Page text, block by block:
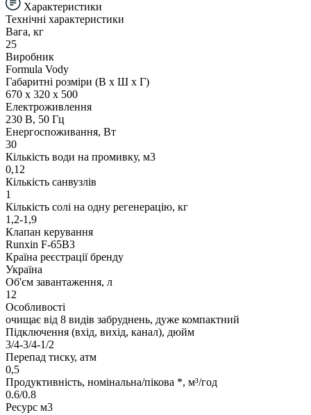
Характеристики
Технічні характеристики
Вага, кг
25
Виробник
Formula Vody
Габаритні розміри (В х Ш х Г)
670 х 320 х 500
Електроживлення
230 В, 50 Гц
Енергоспоживання, Вт
30
Кількість води на промивку, м3
0,12
Кількість санвузлів
1
Кількість солі на одну регенерацію, кг
1,2-1,9
Клапан керування
Runxin F-65B3
Країна реєстрації бренду
Україна
Об'єм завантаження, л
12
Особливості
очищає від 8 видів забруднень, дуже компактний
Підключення (вхід, вихід, канал), дюйм
3/4-3/4-1/2
Перепад тиску, атм
0,5
Продуктивність, номінальна/пікова *, м³/год
0.6/0.8
Ресурс м3